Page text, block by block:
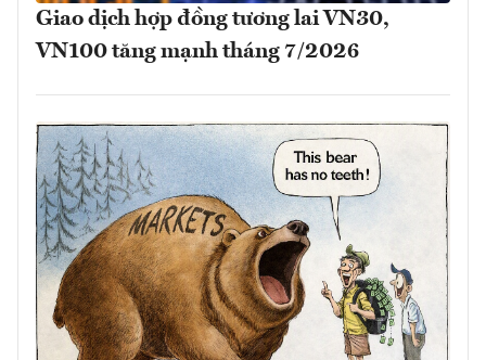
Giao dịch hợp đồng tương lai VN30,
VN100 tăng mạnh tháng 7/2026